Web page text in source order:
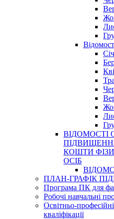
ВІДОМОСТІ
КОШТИ
ОСІБ
ПЛАН-ГРАФІК
Програма ПК для
Робочі навчальні
Освітньо-
кваліфікації